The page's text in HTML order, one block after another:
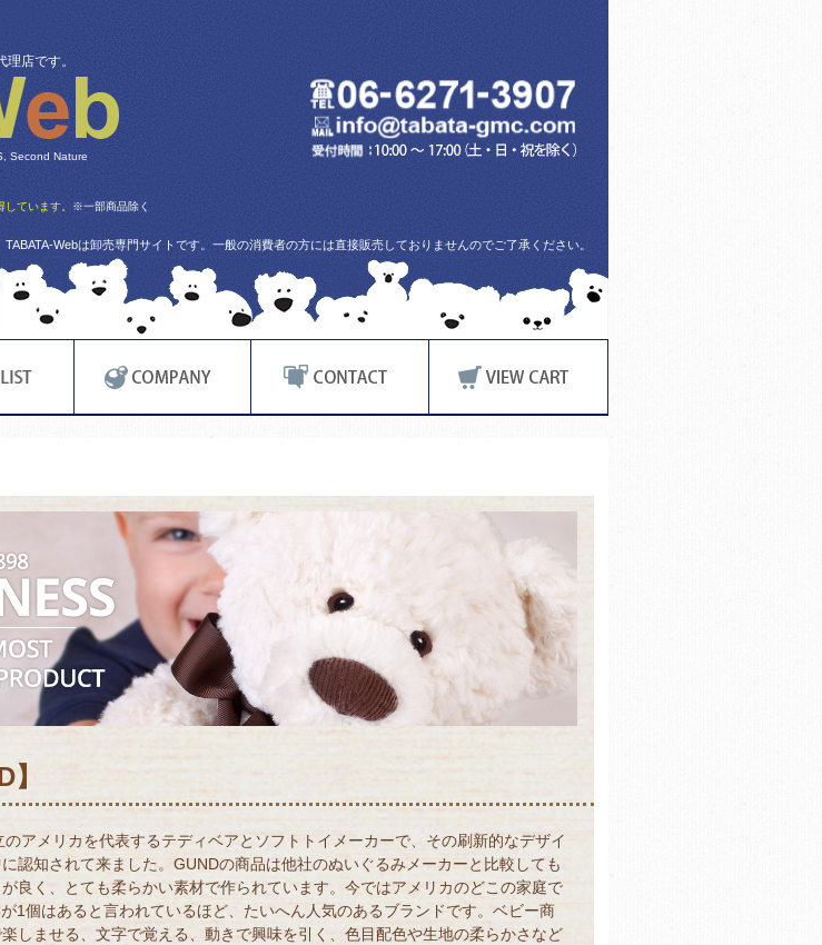
店です。
Second Nature
ています。 ※一部商品除く
TABATA-Webは卸売専門サイトです。一般の消費者の方には直接販売しておりませんのでご了承ください。
アメリカを代表するテディベアとソフトトイメーカーで、その刷新的なデザイ
認知されて来ました。GUNDの商品は他社のぬいぐるみメーカーと比較しても
良く、とても柔らかい素材で作られています。今ではアメリカのどこの家庭で
1個はあると言われているほど、たいへん人気のあるブランドです。ベビー商
しませる、文字で覚える、動きで興味を引く、色目配色や生地の柔らかさなど